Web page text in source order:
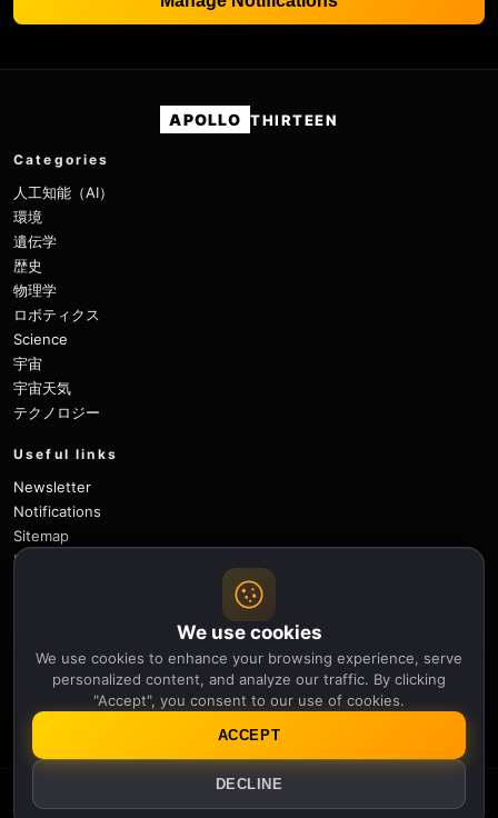
APOLLO THIRTEEN
Categories
人工知能（AI）
環境
遺伝学
歴史
物理学
ロボティクス
Science
宇宙
宇宙天気
テクノロジー
Useful links
Newsletter
Notifications
Sitemap
Privacy Policy
Follow
X Facebook Instagram Pinterest
YouTube
© 2026 Apollo Thirteen.
We use cookies
We use cookies to enhance your browsing experience, serve
personalized content, and analyze our traffic. By clicking
"Accept", you consent to our use of cookies.
DECLINE
ACCEPT